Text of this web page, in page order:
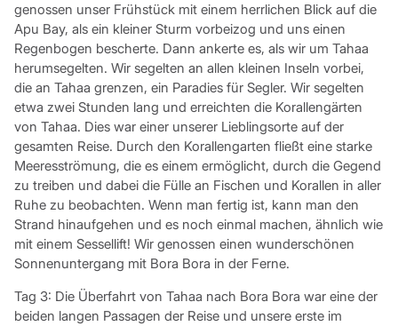
genossen unser Frühstück mit einem herrlichen Blick auf die
Apu Bay, als ein kleiner Sturm vorbeizog und uns einen
Regenbogen bescherte. Dann ankerte es, als wir um Tahaa
herumsegelten. Wir segelten an allen kleinen Inseln vorbei,
die an Tahaa grenzen, ein Paradies für Segler. Wir segelten
etwa zwei Stunden lang und erreichten die Korallengärten
von Tahaa. Dies war einer unserer Lieblingsorte auf der
gesamten Reise. Durch den Korallengarten fließt eine starke
Meeresströmung, die es einem ermöglicht, durch die Gegend
zu treiben und dabei die Fülle an Fischen und Korallen in aller
Ruhe zu beobachten. Wenn man fertig ist, kann man den
Strand hinaufgehen und es noch einmal machen, ähnlich wie
mit einem Sessellift! Wir genossen einen wunderschönen
Sonnenuntergang mit Bora Bora in der Ferne.
Tag 3: Die Überfahrt von Tahaa nach Bora Bora war eine der
beiden langen Passagen der Reise und unsere erste im